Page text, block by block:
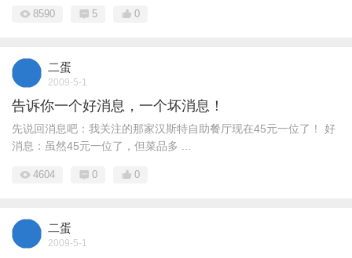
8590 5 0
二蛋
2009-5-1
告诉你一个好消息，一个坏消息！
先说回消息吧：我关注的那家汉斯特自助餐厅现在45元一位了！ 好
消息：虽然45元一位了，但菜品多 ...
4604 0 0
二蛋
2009-5-1